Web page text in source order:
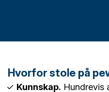
Hvorfor stole på
Kunnskap. Hundrevis